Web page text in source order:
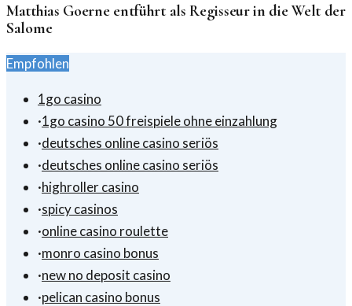
Matthias Goerne entführt als Regisseur in die Welt der
Salome
Empfohlen
1go casino
·1go casino 50 freispiele ohne einzahlung
·deutsches online casino seriös
·deutsches online casino seriös
·highroller casino
·spicy casinos
·online casino roulette
·monro casino bonus
·new no deposit casino
·pelican casino bonus